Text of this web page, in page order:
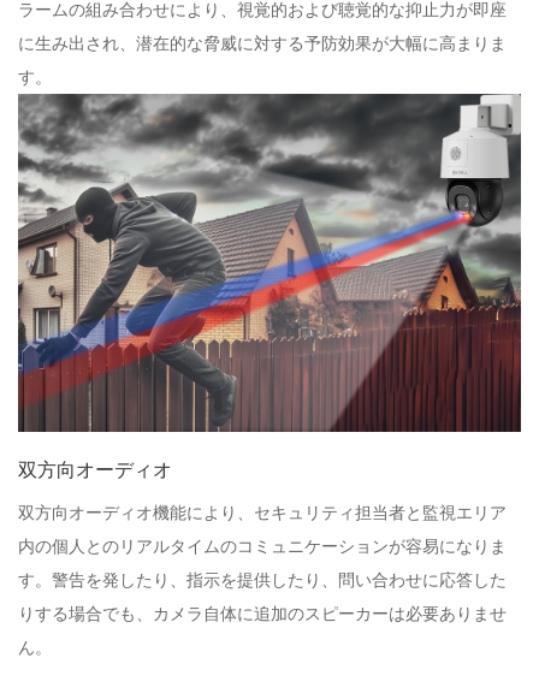
ラームの組み合わせにより、視覚的および聴覚的な抑止力が即座
に生み出され、潜在的な脅威に対する予防効果が大幅に高まりま
す。
双方向オーディオ
双方向オーディオ機能により、セキュリティ担当者と監視エリア
内の個人とのリアルタイムのコミュニケーションが容易になりま
す。警告を発したり、指示を提供したり、問い合わせに応答した
りする場合でも、カメラ自体に追加のスピーカーは必要ありませ
ん。